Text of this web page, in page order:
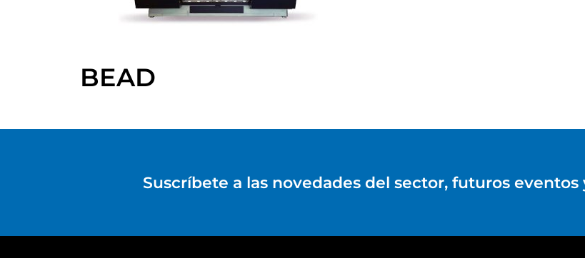
BEAD
Suscríbete a las novedades del sector, futuros eventos